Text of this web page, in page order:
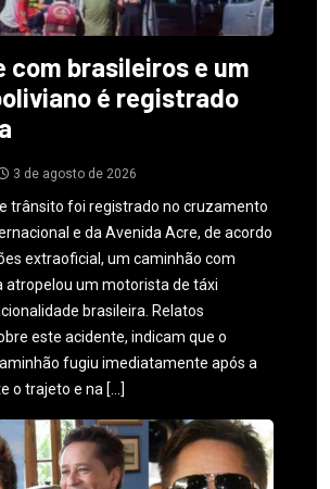
com brasileiros e um
é registrado
3 de agosto de 2026
trânsito foi registrado no cruzamento
e da Avenida Acre, de acordo
extraoficial, um caminhão com
atropelou um motorista de táxi
brasileira. Relatos
este acidente, indicam que o
fugiu imediatamente após a
o trajeto e na […]